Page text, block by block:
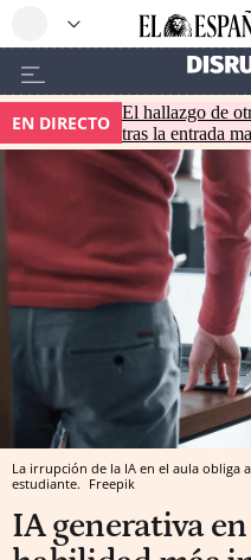
EN DIRECTO El hallazgo de
tras la entrada
La irrupción de la IA en el aula
estudiante. Freepik
IA generativa